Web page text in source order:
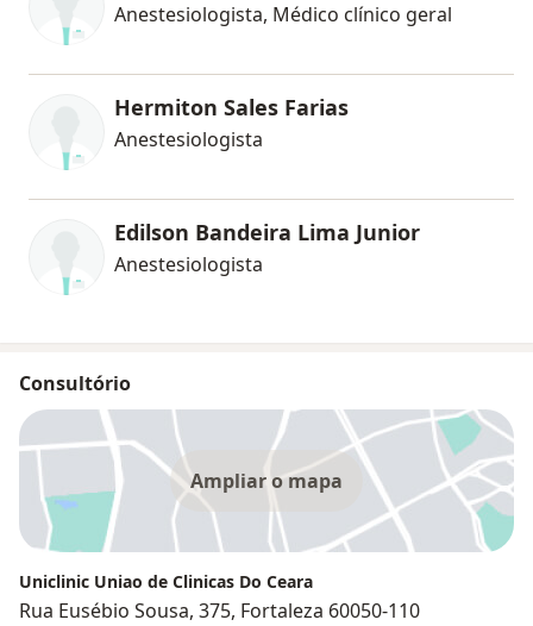
Anestesiologista, Médico clínico geral
Hermiton Sales Farias
Anestesiologista
Edilson Bandeira Lima Junior
Anestesiologista
Consultório
Ampliar o mapa
Uniclinic Uniao de Clinicas Do Ceara
Rua Eusébio Sousa, 375, Fortaleza 60050-110